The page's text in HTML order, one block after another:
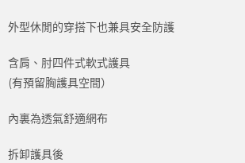
外型休閒的穿搭下也兼具安全防護
含肩、肘四件式軟式護具
(有預留胸護具空間）
內裏為透氣舒適網布
拆卸護具後